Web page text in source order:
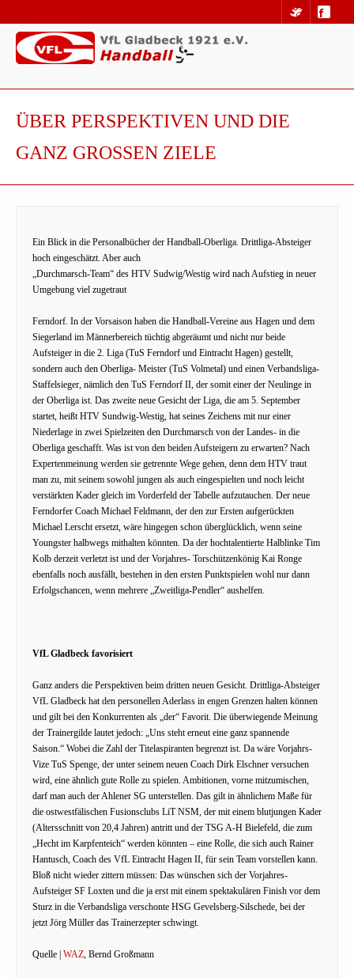
ÜBER PERSPEKTIVEN UND DIE
GANZ GROSSEN ZIELE
Ein Blick in die Personalbücher der Handball-Oberliga. Drittliga-Absteiger
hoch eingeschätzt. Aber auch
„Durchmarsch-Team“ des HTV Sudwig/Westig wird nach Aufstieg in neuer
Umgebung viel zugetraut
Ferndorf. In der Vorsaison haben die Handball-Vereine aus Hagen und dem
Siegerland im Männerbereich tüchtig abgeräumt und nicht nur beide
Aufsteiger in die 2. Liga (TuS Ferndorf und Eintracht Hagen) gestellt,
sondern auch den Oberliga- Meister (TuS Volmetal) und einen Verbandsliga-
Staffelsieger, nämlich den TuS Ferndorf II, der somit einer der Neulinge in
der Oberliga ist. Das zweite neue Gesicht der Liga, die am 5. September
startet, heißt HTV Sundwig-Westig, hat seines Zeichens mit nur einer
Niederlage in zwei Spielzeiten den Durchmarsch von der Landes- in die
Oberliga geschafft. Was ist von den beiden Aufsteigern zu erwarten? Nach
Expertenmeinung werden sie getrennte Wege gehen, denn dem HTV traut
man zu, mit seinem sowohl jungen als auch eingespielten und noch leicht
verstärkten Kader gleich im Vorderfeld der Tabelle aufzutauchen. Der neue
Ferndorfer Coach Michael Feldmann, der den zur Ersten aufgerückten
Michael Lerscht ersetzt, wäre hingegen schon überglücklich, wenn seine
Youngster halbwegs mithalten könnten. Da der hochtalentierte Halblinke Tim
Kolb derzeit verletzt ist und der Vorjahres- Torschützenkönig Kai Ronge
ebenfalls noch ausfällt, bestehen in den ersten Punktspielen wohl nur dann
Erfolgschancen, wenn mehrere „Zweitliga-Pendler“ aushelfen.
VfL Gladbeck favorisiert
Ganz anders die Perspektiven beim dritten neuen Gesicht. Drittliga-Absteiger
VfL Gladbeck hat den personellen Aderlass in engen Grenzen halten können
und gilt bei den Konkurrenten als „der“ Favorit. Die überwiegende Meinung
der Trainergilde lautet jedoch: „Uns steht erneut eine ganz spannende
Saison.“ Wobei die Zahl der Titelaspiranten begrenzt ist. Da wäre Vorjahrs-
Vize TuS Spenge, der unter seinem neuen Coach Dirk Elschner versuchen
wird, eine ähnlich gute Rolle zu spielen. Ambitionen, vorne mitzumischen,
darf man auch der Ahlener SG unterstellen. Das gilt in ähnlichem Maße für
die ostwestfälischen Fusionsclubs LiT NSM, der mit einem blutjungen Kader
(Altersschnitt von 20,4 Jahren) antritt und der TSG A-H Bielefeld, die zum
„Hecht im Karpfenteich“ werden könnten – eine Rolle, die sich auch Rainer
Hantusch, Coach des VfL Eintracht Hagen II, für sein Team vorstellen kann.
Bloß nicht wieder zittern müssen: Das wünschen sich der Vorjahres-
Aufsteiger SF Loxten und die ja erst mit einem spektakulären Finish vor dem
Sturz in die Verbandsliga verschonte HSG Gevelsberg-Silschede, bei der
jetzt Jörg Müller das Trainerzepter schwingt.
Quelle | WAZ , Bernd Großmann